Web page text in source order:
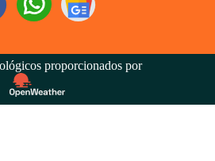
proporcionados por